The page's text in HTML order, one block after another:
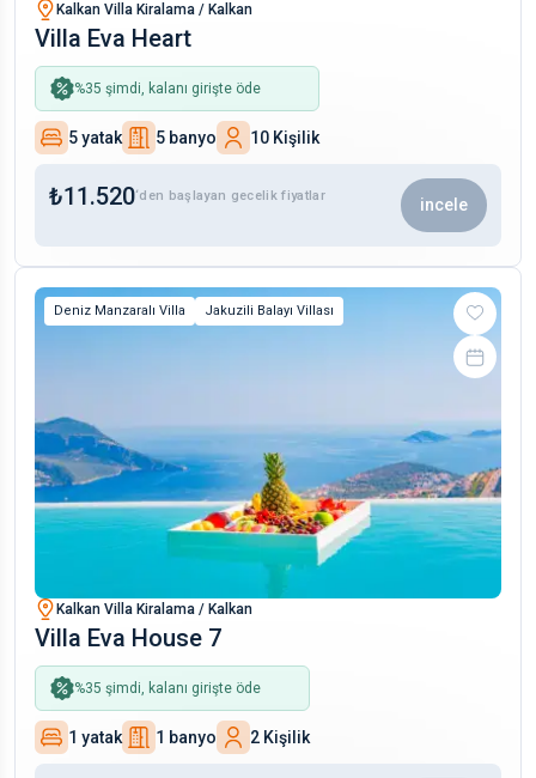
Kalkan Villa Kiralama / Kalkan
Villa Eva Heart
%35 şimdi, kalanı girişte öde
5 yatak 5 banyo 10 Kişilik
₺11.520‘den başlayan gecelik fiyatlar incele
Deniz Manzaralı Villa Jakuzili Balayı Villası
Kalkan Villa Kiralama / Kalkan
Villa Eva House 7
%35 şimdi, kalanı girişte öde
1 yatak 1 banyo 2 Kişilik